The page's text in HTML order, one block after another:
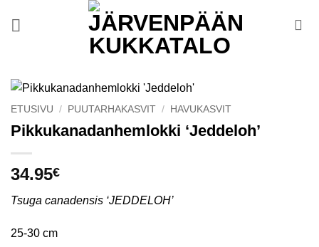
ETUSIVU / PUUTARHAKASVIT / HAVUKASVIT
Pikkukanadanhemlokki ‘Jeddeloh’
34.95€
Tsuga canadensis ‘JEDDELOH’
25-30 cm